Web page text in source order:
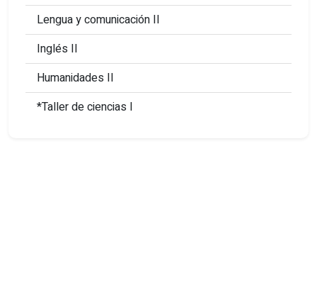
Lengua y comunicación II
Inglés II
Humanidades II
*Taller de ciencias I